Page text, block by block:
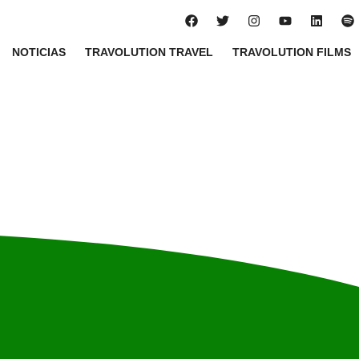
NOTICIAS TRAVOLUTION TRAVEL TRAVOLUTION FILMS